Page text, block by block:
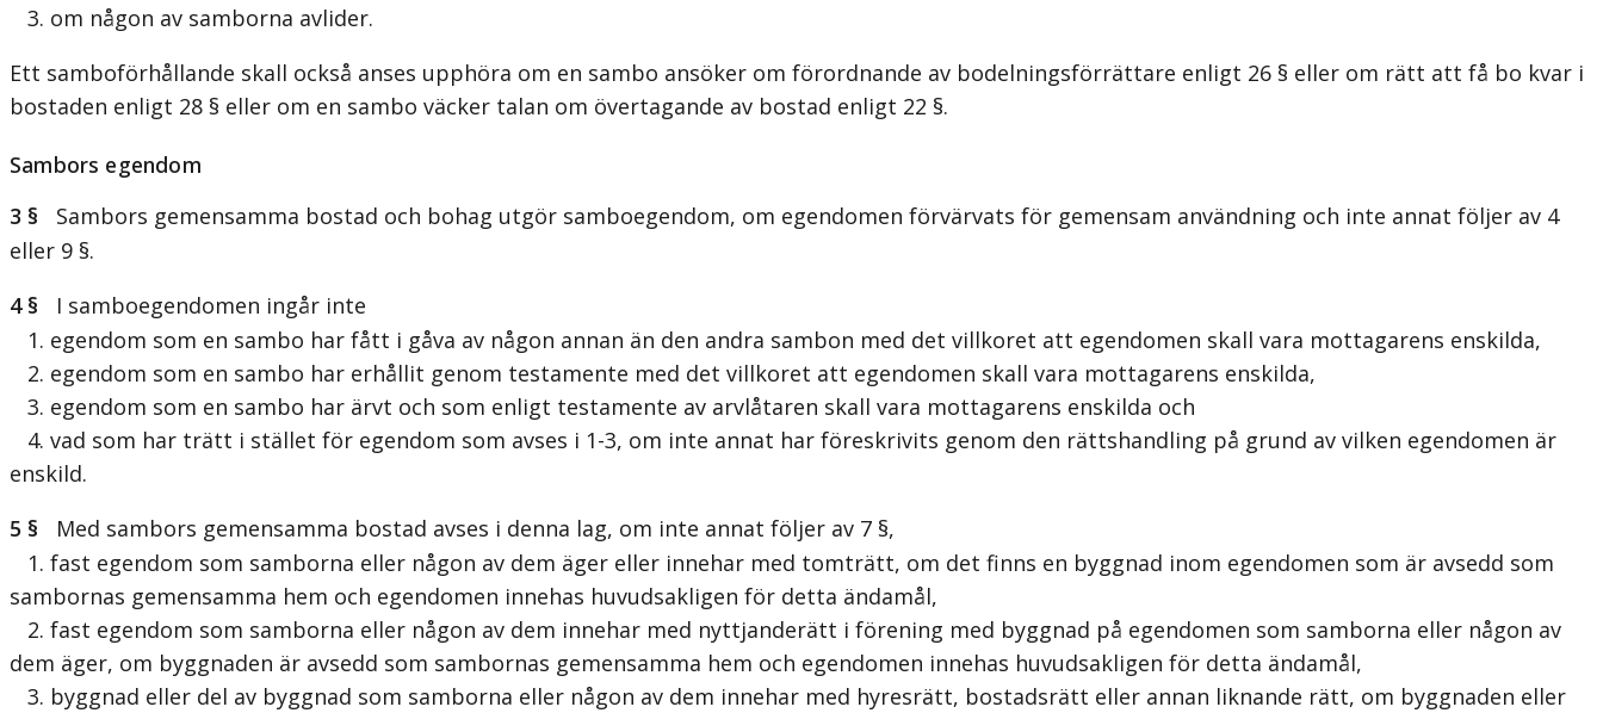
3. om någon av samborna avlider.
Ett samboförhållande skall också anses upphöra om en sambo ansöker om förordnande av bodelningsförrättare enligt 26 § eller om rätt att få bo kvar i
bostaden enligt 28 § eller om en sambo väcker talan om övertagande av bostad enligt 22 §.
Sambors egendom
3 § Sambors gemensamma bostad och bohag utgör samboegendom, om egendomen förvärvats för gemensam användning och inte annat följer av 4
eller 9 §.
4 § I samboegendomen ingår inte
1. egendom som en sambo har fått i gåva av någon annan än den andra sambon med det villkoret att egendomen skall vara mottagarens enskilda,
2. egendom som en sambo har erhållit genom testamente med det villkoret att egendomen skall vara mottagarens enskilda,
3. egendom som en sambo har ärvt och som enligt testamente av arvlåtaren skall vara mottagarens enskilda och
4. vad som har trätt i stället för egendom som avses i 1-3, om inte annat har föreskrivits genom den rättshandling på grund av vilken egendomen är
enskild.
5 § Med sambors gemensamma bostad avses i denna lag, om inte annat följer av 7 §,
1. fast egendom som samborna eller någon av dem äger eller innehar med tomträtt, om det finns en byggnad inom egendomen som är avsedd som
sambornas gemensamma hem och egendomen innehas huvudsakligen för detta ändamål,
2. fast egendom som samborna eller någon av dem innehar med nyttjanderätt i förening med byggnad på egendomen som samborna eller någon av
dem äger, om byggnaden är avsedd som sambornas gemensamma hem och egendomen innehas huvudsakligen för detta ändamål,
3. byggnad eller del av byggnad som samborna eller någon av dem innehar med hyresrätt, bostadsrätt eller annan liknande rätt, om byggnaden eller